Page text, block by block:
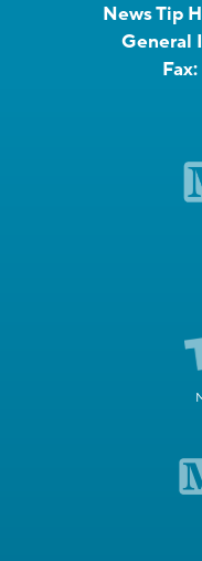
News Tip
General
Fax: